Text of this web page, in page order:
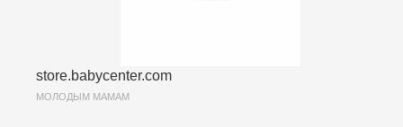
store.babycenter.com
МОЛОДЫМ МАМАМ